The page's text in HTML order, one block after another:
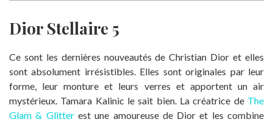
Dior Stellaire 5
Ce sont les dernières nouveautés de Christian Dior et elles
sont absolument irrésistibles. Elles sont originales par leur
forme, leur monture et leurs verres et apportent un air
mystérieux. Tamara Kalinic le sait bien. La créatrice de The
Glam & Glitterest une amoureuse de Dior et les combine